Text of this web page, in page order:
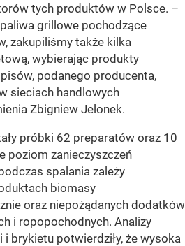
tych produktów w Polsce. –
grillowe pochodzące
zakupiliśmy także kilka
wybierając produkty
podanego producenta,
sieciach handlowych
Zbigniew Jelonek.
próbki 62 preparatów oraz 10
poziom zanieczyszczeń
spalania zależy
biomasy
oraz niepożądanych dodatków
i ropopochodnych. Analizy
brykietu potwierdziły, że wysoka